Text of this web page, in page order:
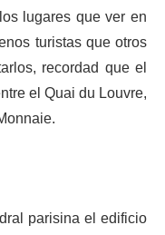
lugares que ver en
turistas que otros
recordad que el
el Quai du Louvre,
parisina el edificio